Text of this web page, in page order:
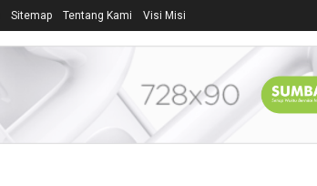
Sitemap Tentang Kami Visi Misi